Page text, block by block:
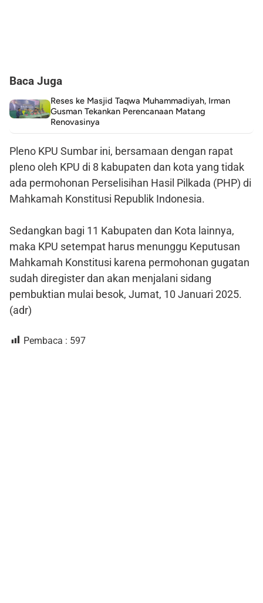
Baca Juga
Reses ke Masjid Taqwa Muhammadiyah, Irman
Gusman Tekankan Perencanaan Matang
Renovasinya
Pleno KPU Sumbar ini, bersamaan dengan rapat
pleno oleh KPU di 8 kabupaten dan kota yang tidak
ada permohonan Perselisihan Hasil Pilkada (PHP) di
Mahkamah Konstitusi Republik Indonesia.
Sedangkan bagi 11 Kabupaten dan Kota lainnya,
maka KPU setempat harus menunggu Keputusan
Mahkamah Konstitusi karena permohonan gugatan
sudah diregister dan akan menjalani sidang
pembuktian mulai besok, Jumat, 10 Januari 2025.
(adr)
Pembaca : 597